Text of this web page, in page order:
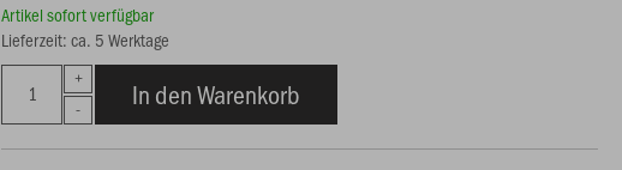
Artikel sofort verfügbar
Lieferzeit: ca. 5 Werktage
In den Warenkorb